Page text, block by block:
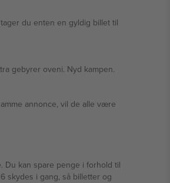
du enten en gyldig billet til
gebyrer oveni. Nyd kampen.
annonce, vil de alle være
Du kan spare penge i forhold til
skydes i gang, så billetter og